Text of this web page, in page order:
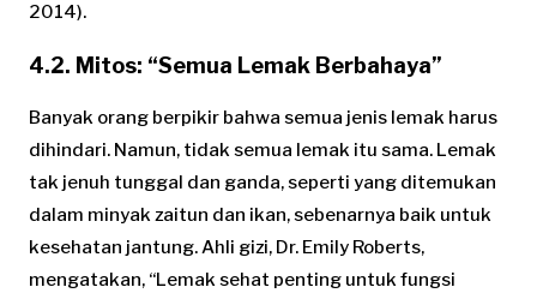
2014).
4.2. Mitos: “Semua Lemak Berbahaya”
Banyak orang berpikir bahwa semua jenis lemak harus
dihindari. Namun, tidak semua lemak itu sama. Lemak
tak jenuh tunggal dan ganda, seperti yang ditemukan
dalam minyak zaitun dan ikan, sebenarnya baik untuk
kesehatan jantung. Ahli gizi, Dr. Emily Roberts,
mengatakan, “Lemak sehat penting untuk fungsi